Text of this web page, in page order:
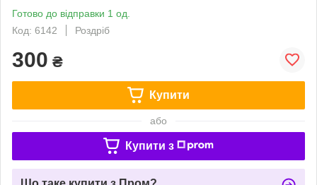
Готово до відправки 1 од.
Код: 6142
Роздріб
300 ₴
Купити
або
Купити з